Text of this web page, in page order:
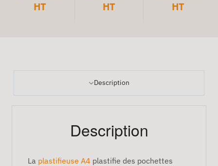
HT
HT
HT
Description
Description
La plastifieuse A4 plastifie des pochettes